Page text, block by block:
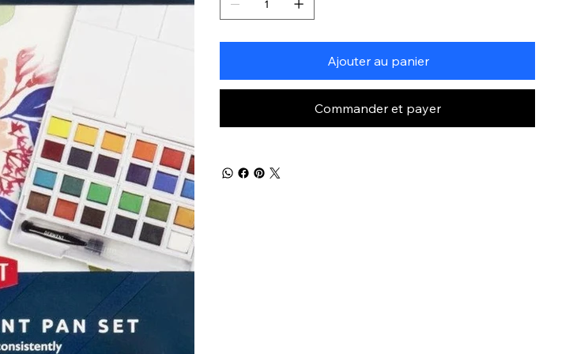
Ajouter au panier
Commander et payer